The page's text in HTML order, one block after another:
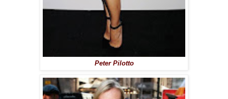
Peter Pilotto